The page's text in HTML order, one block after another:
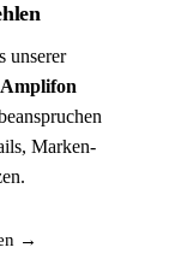
unserer
Amplifon
Marken-
→